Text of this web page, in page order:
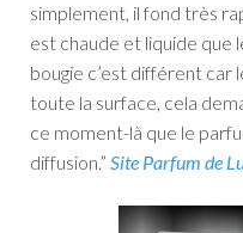
simplement, il fond très
est chaude et liquide que
bougie c’est différent car
toute la surface, cela
ce moment-là que le
diffusion.” Site Parfum de